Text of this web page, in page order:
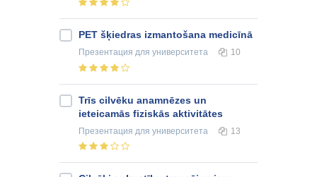
PET šķiedras izmantošana medicīnā
Презентация для университета 10
Trīs cilvēku anamnēzes un
ieteicamās fiziskās aktivitātes
Презентация для университета 13